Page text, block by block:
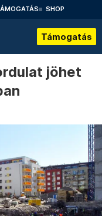
SHOP
Támogatás
jöhet